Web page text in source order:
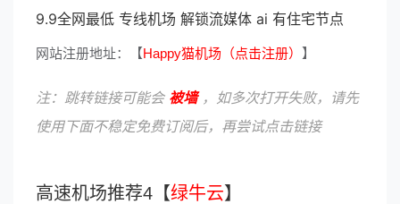
9.9全网最低 专线机场 解锁流媒体 ai 有住宅节点
网站注册地址：【Happy猫机场（点击注册） 】
注：跳转链接可能会 被墙，如多次打开失败，请先
使用下面不稳定免费订阅后，再尝试点击链接
高速机场推荐4【绿牛云】